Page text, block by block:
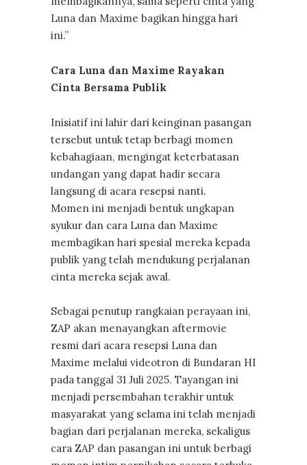
Luna dan Maxime bagikan hingga hari
ini.”
Cara Luna dan Maxime Rayakan
Cinta Bersama Publik
Inisiatif ini lahir dari keinginan pasangan
tersebut untuk tetap berbagi momen
kebahagiaan, mengingat keterbatasan
undangan yang dapat hadir secara
langsung di acara resepsi nanti.
Momen ini menjadi bentuk ungkapan
syukur dan cara Luna dan Maxime
membagikan hari spesial mereka kepada
publik yang telah mendukung perjalanan
cinta mereka sejak awal.
Sebagai penutup rangkaian perayaan ini,
ZAP akan menayangkan aftermovie
resmi dari acara resepsi Luna dan
Maxime melalui videotron di Bundaran HI
pada tanggal 31 Juli 2025. Tayangan ini
menjadi persembahan terakhir untuk
masyarakat yang selama ini telah menjadi
bagian dari perjalanan mereka, sekaligus
cara ZAP dan pasangan ini untuk berbagi